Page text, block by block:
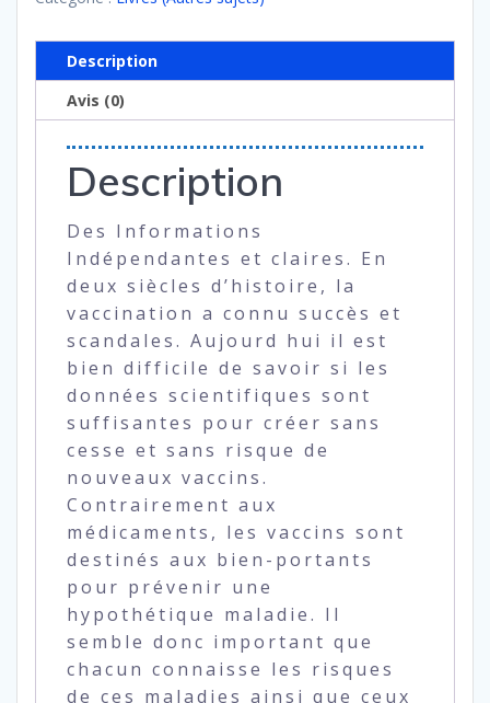
Vaccins,
mensonges
Description
Avis (0)
Description
Des Informations
Indépendantes et claires. En
deux siècles d’histoire, la
vaccination a connu succès et
scandales. Aujourd hui il est
bien difficile de savoir si les
données scientifiques sont
suffisantes pour créer sans
cesse et sans risque de
nouveaux vaccins.
Contrairement aux
médicaments, les vaccins sont
destinés aux bien-portants
pour prévenir une
hypothétique maladie. Il
semble donc important que
chacun connaisse les risques
de ces maladies ainsi que ceux